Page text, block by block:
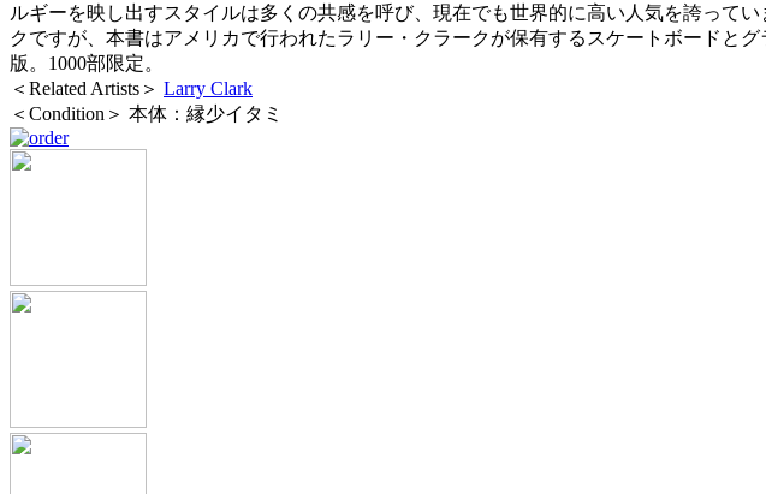
ルギーを映し出すスタイルは多くの共感を呼び、現在でも世界的に高い人気を誇って
クですが、本書はアメリカで行われたラリー・クラークが保有するスケートボードと
版。1000部限定。
＜Related Artists＞ Larry Clark
＜Condition＞ 本体：縁少イタミ